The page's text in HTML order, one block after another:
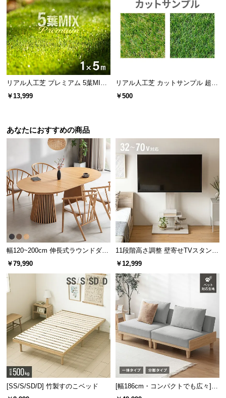
項目
有害認定されている化
学物質を測定
未検出
VOC揮発性有機化合物5
2項目
大気中への放散量や含
有量を測定
ホルムアルデヒド含有
原因物質の測定
多環芳香族炭化水素18
発ガン性のある物質の
含有量を測定
重金属19項目
人体に有害な重金属の
溶出量を測定
RoHS有害化学物質6項
目
環境や人体に有害な化
学物質を測定
未検出
健康に配慮したノンホルムアルデヒド
大切なお子さまやペットの健康のために。アレルギ
ーを引き起こす危険のない、安全な品質を実現しま
した。
リアル人工芝 プレミアム 5葉MI
X・質感をさらに追求 芝丈38mm 1
￥13,999
リアル人工芝 カットサンプル 超高
密度+静電気防止タイプ
￥500
あなたにおすすめの商品
幅120~200cm 伸長式ラウンドダイ
ニングテーブル 6人掛け 天然木突
￥79,990
11段階高さ調整 壁寄せTVスタンド
キャスター付き 上下左右角度調節
￥12,999
[SS/S/SD/D] 竹製すのこベッド
[幅186cm・コンパクトでも広々] 3
人掛けソファベッド リクライニン